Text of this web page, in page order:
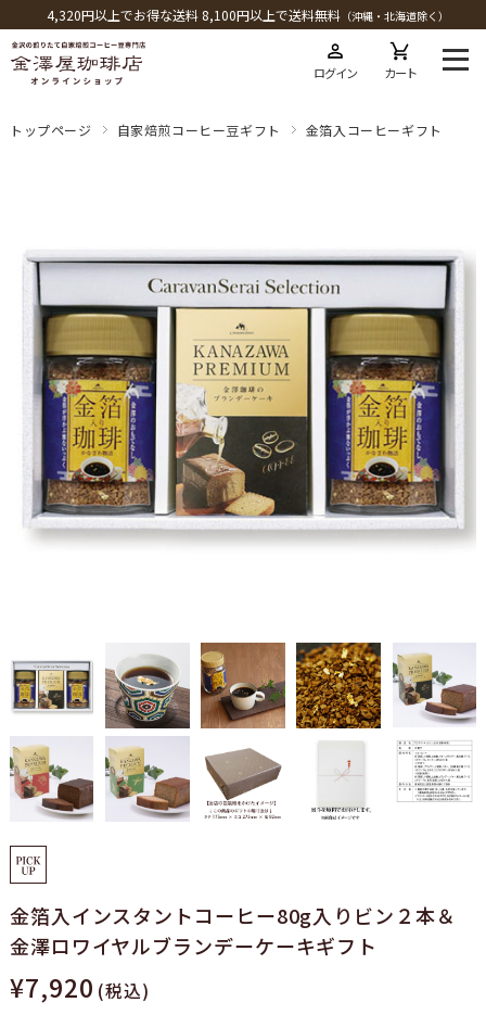
4,320円以上でお得な送料 8,100円以上で送料無料（沖縄・北海道除く）
ログイン カート
トップページ 自家焙煎コーヒー豆ギフト 金箔入コーヒーギフト
金箔入インスタントコーヒー80g入りビン２本＆
金澤ロワイヤルブランデーケーキギフト
¥7,920 (税込)